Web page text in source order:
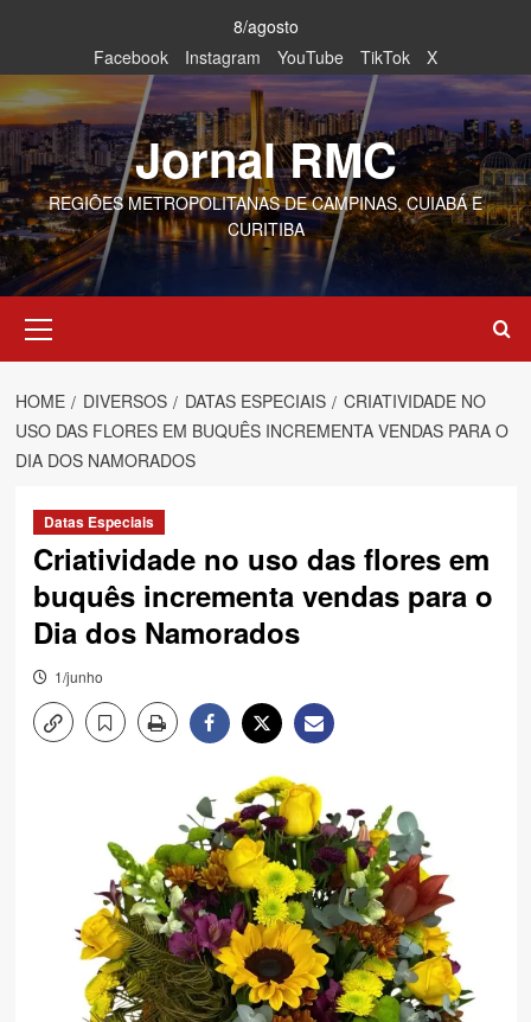
content
8/agosto
Facebook
Instagram YouTube TikTok X
Jornal RMC
REGIÕES METROPOLITANAS DE CAMPINAS, CUIABÁ E
CURITIBA
Menu
HOME DIVERSOS DATAS ESPECIAIS
CRIATIVIDADE NO
USO DAS FLORES EM BUQUÊS INCREMENTA VENDAS PARA O
DIA DOS NAMORADOS
Datas Especiais
Criatividade no uso das flores em
buquês incrementa vendas para o
Dia dos Namorados
1/junho